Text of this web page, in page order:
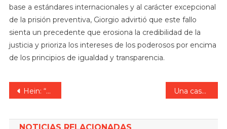
base a estándares internacionales y al carácter excepcional
de la prisión preventiva, Giorgio advirtió que este fallo
sienta un precedente que erosiona la credibilidad de la
justicia y prioriza los intereses de los poderosos por encima
de los principios de igualdad y transparencia.
Navegación
Hein: “Trabajaremos con APAdeA Paraná para mejorar la calidad de vida de las personas autistas, ahora y para el futuro”. Una casa fue incendiada en barrio El Sol: habría sido intencional.